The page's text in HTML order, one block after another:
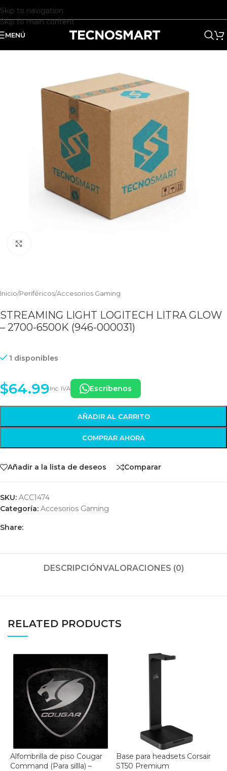
Skip to navigation
Skip to main content
MENÚ
Inicio/Periféricos/Accesorios Gaming
STREAMING LIGHT LOGITECH LITRA GLOW
– 2700-6500K (946-000031)
1 disponibles
$64.99Inc. IVA Escríbenos
AÑADIR AL CARRITO
COMPRAR AHORA
Añadir a la lista de deseos Comparar
SKU: ACC1474
Categoría: Accesorios Gaming
Share:
DESCRIPCIÓNVALORACIONES (0)
RELATED PRODUCTS
Alfombrilla de piso Cougar
Command (Para sillla) –
Base para headsets Corsair
ST50 Premium